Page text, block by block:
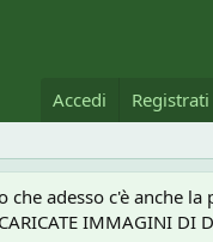
Accedi Registrati
adesso c'è anche la
IMMAGINI DI